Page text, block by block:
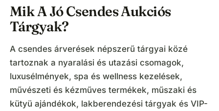
Mik A Jó Csendes Aukciós
Tárgyak?
A csendes árverések népszerű tárgyai közé
tartoznak a nyaralási és utazási csomagok,
luxusélmények, spa és wellness kezelések,
művészeti és kézműves termékek, műszaki és
kütyü ajándékok, lakberendezési tárgyak és VIP-